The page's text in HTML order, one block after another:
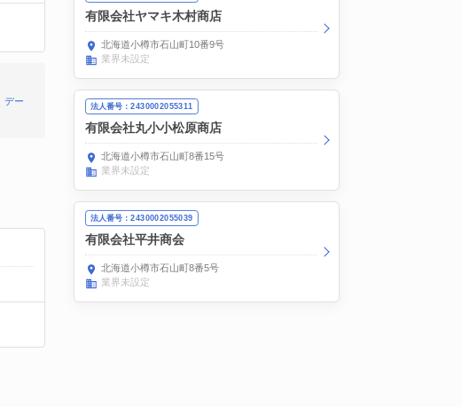
デー
有限会社ヤマキ木村商店
北海道小樽市石山町10番9号
業界未設定
法人番号：2430002055311
有限会社丸小小松原商店
北海道小樽市石山町8番15号
業界未設定
法人番号：2430002055039
有限会社平井商会
北海道小樽市石山町8番5号
業界未設定